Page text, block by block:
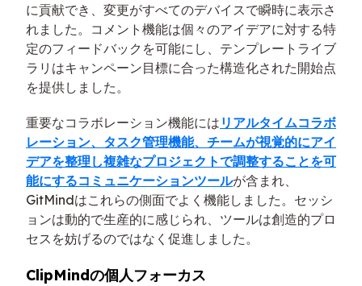
に貢献でき、変更がすべてのデバイスで瞬時に表示さ
れました。コメント機能は個々のアイデアに対する特
定のフィードバックを可能にし、テンプレートライブ
ラリはキャンペーン目標に合った構造化された開始点
を提供しました。
重要なコラボレーション機能には リアルタイムコラボ
レーション、タスク管理機能、チームが視覚的にアイ
デアを整理し複雑なプロジェクトで調整することを可
能にするコミュニケーションツールが含まれ、
GitMindはこれらの側面でよく機能しました。セッシ
ョンは動的で生産的に感じられ、ツールは創造的プロ
セスを妨げるのではなく促進しました。
ClipMindの個人フォーカス